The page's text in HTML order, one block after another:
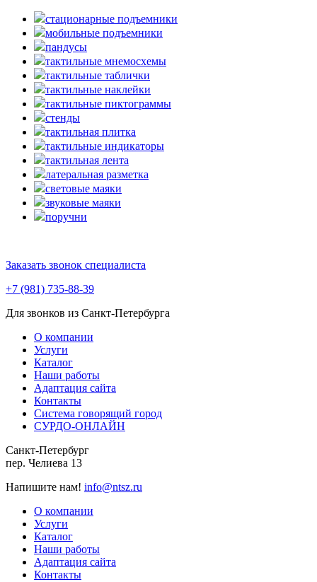
стационарные подъемники
мобильные подъемники
пандусы
тактильные мнемосхемы
тактильные таблички
тактильные наклейки
тактильные пиктограммы
стенды
тактильная плитка
тактильные индикаторы
тактильная лента
латеральная разметка
световые маяки
звуковые маяки
поручни
Заказать звонок специалиста
+7 (981) 735-88-39
Для звонков из Санкт-Петербурга
О компании
Услуги
Каталог
Наши работы
Адаптация сайта
Контакты
Система говорящий город
СУРДО-ОНЛАЙН
Санкт-Петербург
пер. Челиева 13
Напишите нам! info@ntsz.ru
О компании
Услуги
Каталог
Наши работы
Адаптация сайта
Контакты